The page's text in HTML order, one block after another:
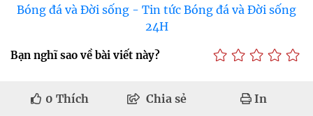
Bóng đá và Đời sống - Tin tức Bóng đá và Đời sống
24H
Bạn nghĩ sao về bài viết này?
0 Thích Chia sẻ In